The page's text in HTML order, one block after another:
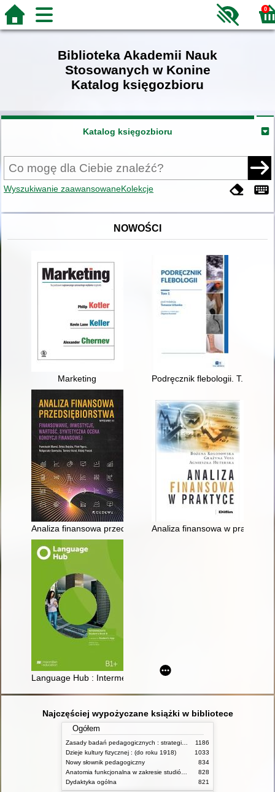
0
Biblioteka Akademii Nauk
Stosowanych w Konine
Katalog księgozbioru
Katalog księgozbioru
Wyszukiwanie zaawansowaneKolekcje
NOWOŚCI
Marketing Podręcznik flebologii. T. 1
Analiza finansowa przedsiębiorstwa : finansowanie,
Analiza finansowa w praktyce
Language Hub : Intermediate : Student's Book : B1+
Najczęściej wypożyczane książki w bibliotece
Ogółem
1186
Dzieje kultury fizycznej : (do roku 1918)
1033
Nowy słownik pedagogiczny
834
828
Dydaktyka ogólna
821